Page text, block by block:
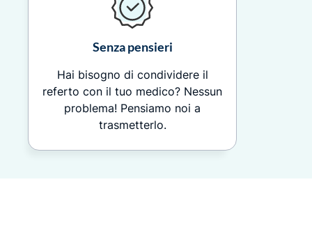
Senza pensieri
Hai bisogno di condividere il
referto con il tuo medico? Nessun
problema! Pensiamo noi a
trasmetterlo.